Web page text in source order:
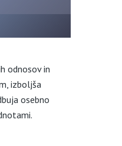
odnosov in
izboljša
osebno